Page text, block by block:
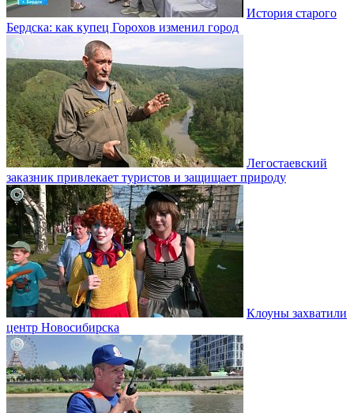
История старого
Бердска: как купец Горохов изменил город
Легостаевский
заказник привлекает туристов и защищает природу
Клоуны захватили
центр Новосибирска